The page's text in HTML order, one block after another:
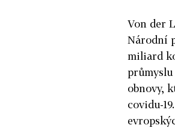
Von der
Národní
miliard
průmyslu
obnovy,
covidu-